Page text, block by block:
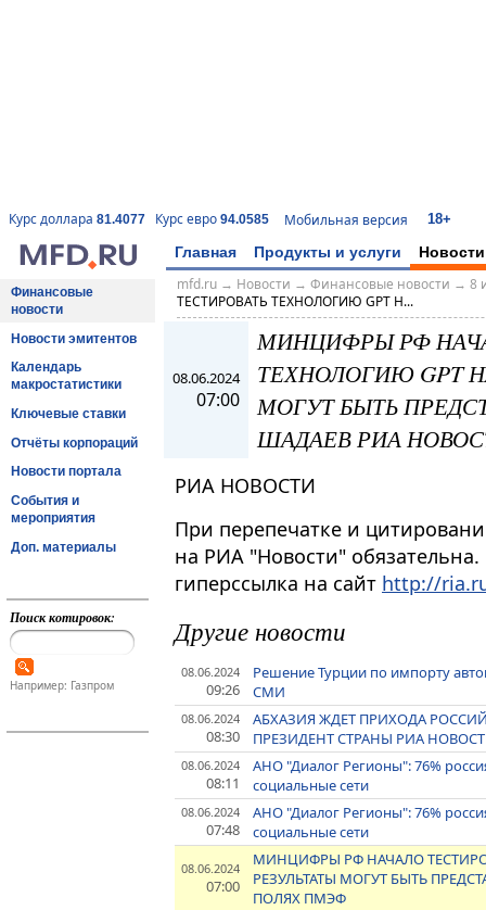
Курс доллара 81.4077 Курс евро 94.0585 Мобильная версия 18+
Главная Продукты и услуги Новости
Финансовые
новости
Новости эмитентов
Календарь
макростатистики
Ключевые ставки
Отчёты корпораций
Новости портала
События и
мероприятия
Доп. материалы
Поиск котировок:
Например: Газпром
mfd.ru→ Новости → Финансовые новости → 8
ТЕСТИРОВАТЬ ТЕХНОЛОГИЮ GPT Н...
08.06.2024
07:00
МИНЦИФРЫ РФ
ТЕХНОЛОГИЮ GPT
МОГУТ БЫТЬ
ШАДАЕВ РИА
РИА НОВОСТИ
При перепечатке и
на РИА "Новости"
гиперссылка на сайт http://
Другие новости
08.06.2024
09:26
Решение Турции по импорту
СМИ
08.06.2024
08:30
АБХАЗИЯ ЖДЕТ ПРИХОДА
ПРЕЗИДЕНТ СТРАНЫ РИА
08.06.2024
08:11
АНО "Диалог Регионы": 76%
социальные сети
08.06.2024
07:48
АНО "Диалог Регионы": 76%
социальные сети
08.06.2024
07:00
МИНЦИФРЫ РФ НАЧАЛО
РЕЗУЛЬТАТЫ МОГУТ БЫТЬ
ПОЛЯХ ПМЭФ